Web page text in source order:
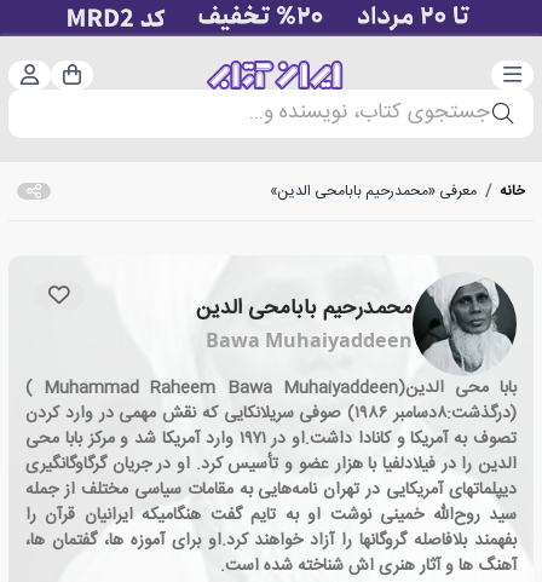
دسته‌بندی سبد
جستجوی کتاب، نویسنده و...
خانه / معرفی «محمدرحیم بابامحی الدین»
محمدرحیم بابامحی الدین
Bawa Muhaiyaddeen
بابا محی الدین(Muhammad Raheem Bawa Muhaiyaddeen )
(درگذشت:۸دسامبر ۱۹۸۶) صوفی سریلانکایی که نقش مهمی در وارد کردن
تصوف به آمریکا و کانادا داشت.او در ۱۹۷۱ وارد آمریکا شد و مرکز بابا محی
الدین را در فیلادلفیا با هزار عضو و تأسیس کرد. او در جریان گرگاوگانگیری
دیپلماتهای آمریکایی در تهران نامه‌هایی به مقامات سیاسی مختلف از جمله
سید روح‌الله خمینی نوشت او به تایم گفت هنگامیکه ایرانیان قرآن را
بفهمند بلافاصله گروگانها را آزاد خواهند کرد.او برای آموزه ها، گفتمان ها،
آهنگ ها و آثار هنری اش شناخته شده است.